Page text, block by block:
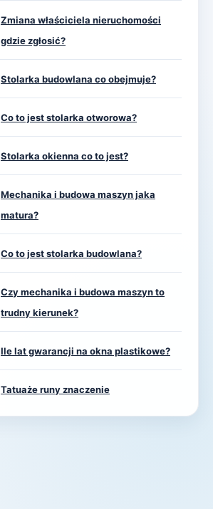
Zmiana właściciela nieruchomości
gdzie zgłosić?
Stolarka budowlana co obejmuje?
Co to jest stolarka otworowa?
Stolarka okienna co to jest?
Mechanika i budowa maszyn jaka
matura?
Co to jest stolarka budowlana?
Czy mechanika i budowa maszyn to
trudny kierunek?
Ile lat gwarancji na okna plastikowe?
Tatuaże runy znaczenie